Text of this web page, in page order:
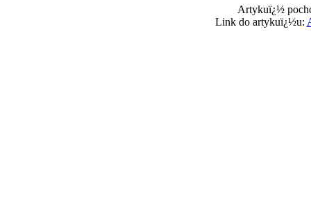
Artykuï¿½
Link do artykuï¿½u: